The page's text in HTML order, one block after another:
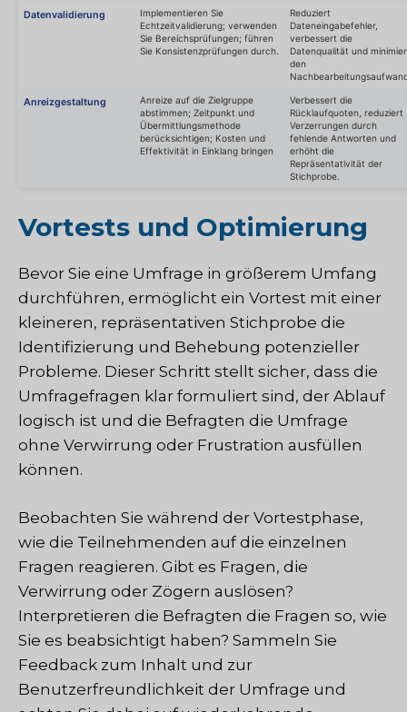
Datenvalidierung
Implementieren Sie
Echtzeitvalidierung; verwenden
Sie Bereichsprüfungen; führen
Sie Konsistenzprüfungen durch.
Reduziert
Dateneingabefehler,
verbessert die
Datenqualität und
den
Anreizgestaltung
Anreize auf die Zielgruppe
abstimmen; Zeitpunkt und
Übermittlungsmethode
berücksichtigen; Kosten und
Effektivität in Einklang bringen
Verbessert die
Rücklaufquoten, reduziert
Verzerrungen durch
fehlende Antworten und
erhöht die
Repräsentativität der
Stichprobe.
Vortests und Optimierung
Bevor Sie eine Umfrage in größerem Umfang
durchführen, ermöglicht ein Vortest mit einer
kleineren, repräsentativen Stichprobe die
Identifizierung und Behebung potenzieller
Probleme. Dieser Schritt stellt sicher, dass die
Umfragefragen klar formuliert sind, der Ablauf
logisch ist und die Befragten die Umfrage
ohne Verwirrung oder Frustration ausfüllen
können.
Beobachten Sie während der Vortestphase,
wie die Teilnehmenden auf die einzelnen
Fragen reagieren. Gibt es Fragen, die
Verwirrung oder Zögern auslösen?
Interpretieren die Befragten die Fragen so, wie
Sie es beabsichtigt haben? Sammeln Sie
Feedback zum Inhalt und zur
Benutzerfreundlichkeit der Umfrage und